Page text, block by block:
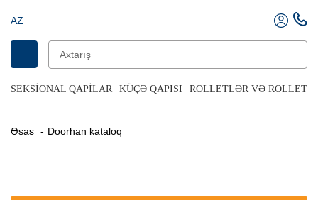
AZ
SEKSIONAL QAPILAR KÜÇƏ QAPISI ROLLETLƏR VƏ ROLLET
Əsas Doorhan kataloq